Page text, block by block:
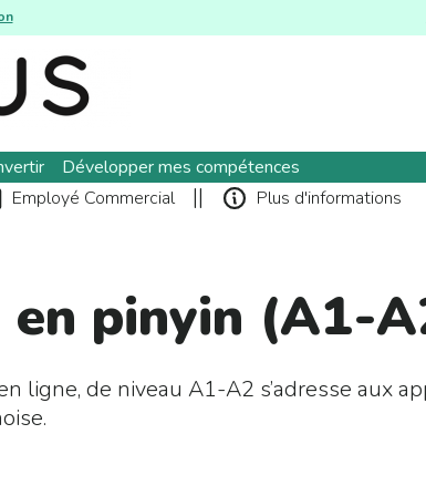
Développer mes compétences
Employé Commercial || Plus d'informations
pinyin (A1-
ligne, de niveau A1-A2 s’adresse aux